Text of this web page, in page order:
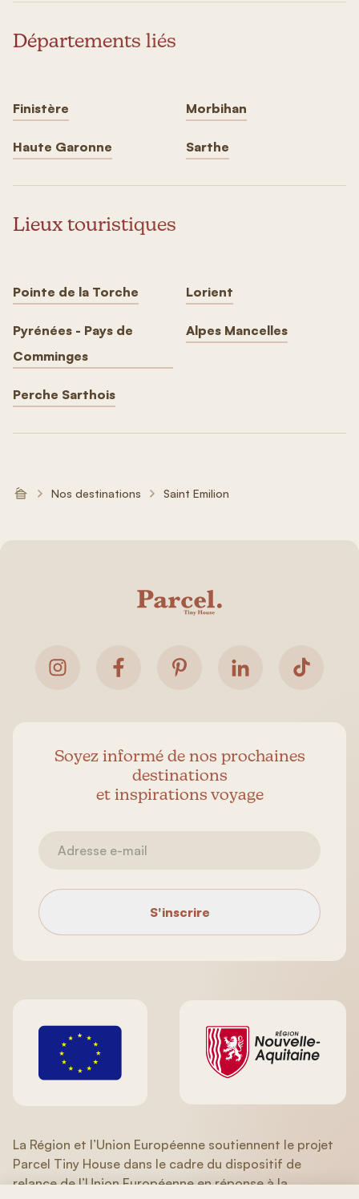
Départements liés
Finistère Morbihan
Haute Garonne Sarthe
Lieux touristiques
Pointe de la Torche Lorient
Pyrénées - Pays de
Comminges
Alpes Mancelles
Perche Sarthois
Nos destinations Saint Emilion
Soyez informé de nos prochaines
destinations
et inspirations voyage
S'inscrire
La Région et l’Union Européenne soutiennent le projet
Parcel Tiny House dans le cadre du dispositif de
relance de l’Union Européenne en réponse à la